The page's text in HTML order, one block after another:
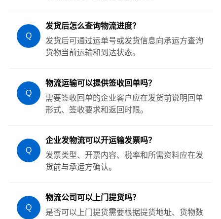
Q
发货后怎么查询物流进度？
发货后可通过运单号或发货信息向承运方查询
货物当前运输和到达状态。
Q
物流运输可以提供签收回单吗？
需要签收回单的企业客户应在发货前说明回单
形式、签收要求和返回时限。
Q
企业发物流可以开运输发票吗？
发票类型、开票内容、税率和所需资料应在发
货前与承运方确认。
Q
物流公司可以上门提货吗？
是否可以上门提货需要根据提货地址、货物数